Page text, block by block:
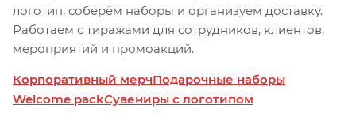
логотип, соберём наборы и организуем доставку.
Работаем с тиражами для сотрудников, клиентов,
мероприятий и промоакций.
Корпоративный мерчПодарочные наборы
Welcome packСувениры с логотипом